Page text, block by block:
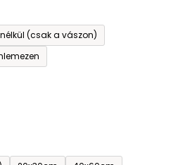
nélkül (csak a vászon)